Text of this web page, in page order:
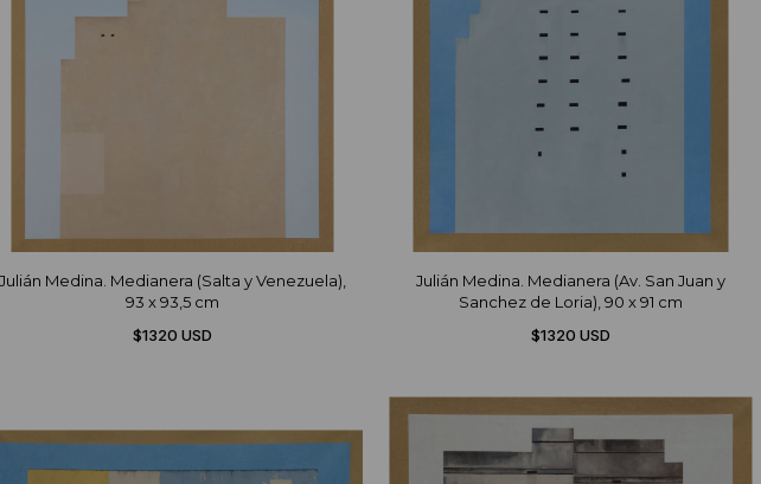
Julián Medina. Medianera (Salta y Venezuela),
93 x 93,5 cm
$1320 USD
Julián Medina. Medianera (Av. San Juan y
Sanchez de Loria), 90 x 91 cm
$1320 USD